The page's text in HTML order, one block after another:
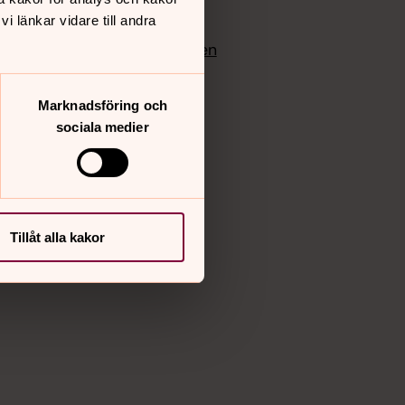
länkar vidare till andra
Marknadsföring och
sociala medier
Tillåt alla kakor
Instagram
Vimeo
Bloggportalen